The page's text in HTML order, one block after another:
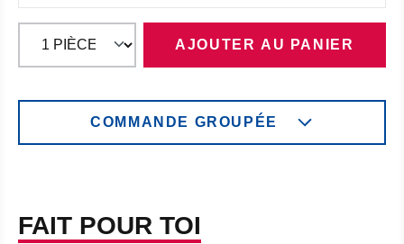
AJOUTER AU PANIER
COMMANDE GROUPÉE
FAIT POUR TOI